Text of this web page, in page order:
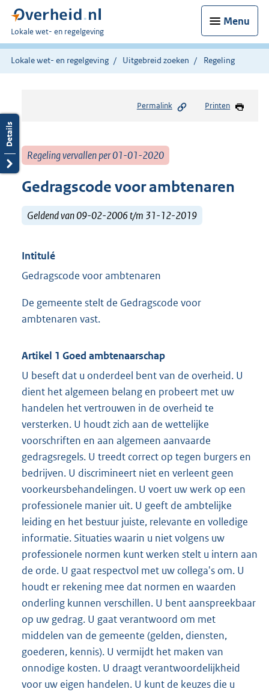
Menu
U
bent
hier:
Lokale wet- en regelgeving
Lokale wet- en regelgeving Uitgebreid zoeken Regeling
Permalink Printen
Regeling vervallen per 01-01-2020
Gedragscode voor ambtenaren
Geldend van 09-02-2006 t/m 31-12-2019
Intitulé
Gedragscode voor ambtenaren
De gemeente stelt de Gedragscode voor
ambtenaren vast.
Artikel 1 Goed ambtenaarschap
U beseft dat u onderdeel bent van de overheid. U
dient het algemeen belang en probeert met uw
handelen het vertrouwen in de overheid te
versterken. U houdt zich aan de wettelijke
voorschriften en aan algemeen aanvaarde
gedragsregels. U treedt correct op tegen burgers en
bedrijven. U discrimineert niet en verleent geen
voorkeursbehandelingen. U voert uw werk op een
professionele manier uit. U geeft de ambtelijke
leiding en het bestuur juiste, relevante en volledige
informatie. Situaties waarin u niet volgens uw
professionele normen kunt werken stelt u intern aan
de orde. U gaat respectvol met uw collega's om. U
houdt er rekening mee dat normen en waarden
onderling kunnen verschillen. U bent aanspreekbaar
op uw gedrag. U gaat verantwoord om met
middelen van de gemeente (gelden, diensten,
goederen, kennis). U vermijdt het maken van
onnodige kosten. U draagt verantwoordelijkheid
voor uw eigen handelen. U kunt de keuzes die u